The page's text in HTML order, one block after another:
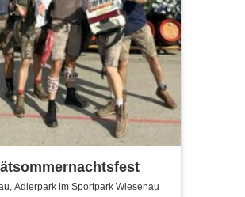
Adlerpark im Sportpark Wiesenau